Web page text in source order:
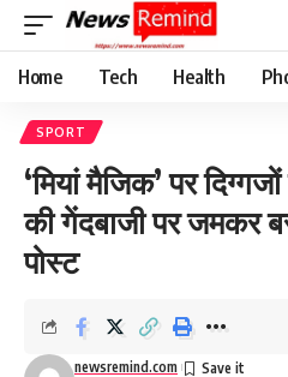
Home Tech Health
SPORT
‘मियां मैजिक’ पर
की गेंदबाजी पर जमकर
पोस्ट
newsremind.com